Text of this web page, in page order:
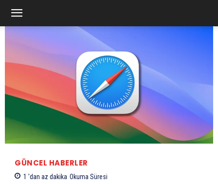
GÜNCEL HABERLER
1 'dan az dakika Okuma Süresi